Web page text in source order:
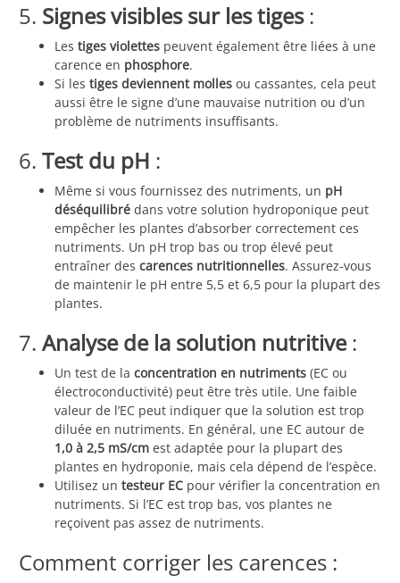
5. Signes visibles sur les tiges:
Les tiges violettes peuvent également être liées à une
carence en phosphore.
Si les tiges deviennent molles ou cassantes, cela peut
aussi être le signe d’une mauvaise nutrition ou d’un
problème de nutriments insuffisants.
6. Test du pH :
Même si vous fournissez des nutriments, un pH
déséquilibré dans votre solution hydroponique peut
empêcher les plantes d’absorber correctement ces
nutriments. Un pH trop bas ou trop élevé peut
entraîner des carences nutritionnelles. Assurez-vous
de maintenir le pH entre 5,5 et 6,5 pour la plupart des
plantes.
7. Analyse de la solution nutritive:
Un test de la concentration en nutriments (EC ou
électroconductivité) peut être très utile. Une faible
valeur de l’EC peut indiquer que la solution est trop
diluée en nutriments. En général, une EC autour de
1,0 à 2,5 mS/cm est adaptée pour la plupart des
plantes en hydroponie, mais cela dépend de l’espèce.
Utilisez un testeur EC pour vérifier la concentration en
nutriments. Si l’EC est trop bas, vos plantes ne
reçoivent pas assez de nutriments.
Comment corriger les carences :